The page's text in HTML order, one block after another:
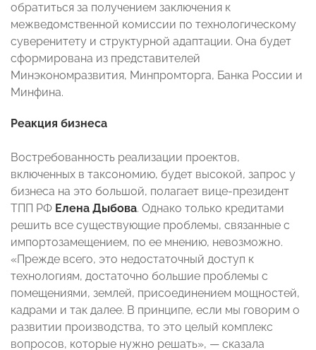
обратиться за получением заключения к
межведомственной комиссии по технологическому
суверенитету и структурной адаптации. Она будет
сформирована из представителей
Минэкономразвития, Минпромторга, Банка России и
Минфина.
Реакция бизнеса
Востребованность реализации проектов,
включенных в таксономию, будет высокой, запрос у
бизнеса на это большой, полагает вице-президент
ТПП РФ Елена Дыбова. Однако только кредитами
решить все существующие проблемы, связанные с
импортозамещением, по ее мнению, невозможно.
«Прежде всего, это недостаточный доступ к
технологиям, достаточно большие проблемы с
помещениями, землей, присоединением мощностей,
кадрами и так далее. В принципе, если мы говорим о
развитии производства, то это целый комплекс
вопросов, которые нужно решать», — сказала